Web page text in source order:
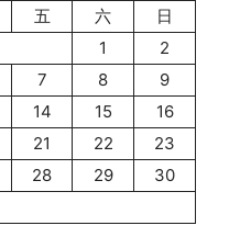
五 六
日
1
2
7 8
9
14 15
16
21 22
23
28 29
30